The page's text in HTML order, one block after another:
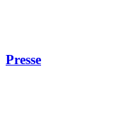
Presse